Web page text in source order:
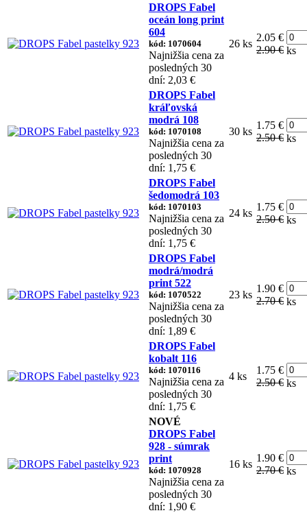
DROPS Fabel
oceán long print
604
kód: 1070604
Najnižšia cena za
posledných 30
dní: 2,03 €
26 ks
2.05 €
2.90 € ks
DROPS Fabel
kráľovská
modrá 108
kód: 1070108
Najnižšia cena za
posledných 30
dní: 1,75 €
30 ks
1.75 €
2.50 € ks
DROPS Fabel
šedomodrá 103
kód: 1070103
Najnižšia cena za
posledných 30
dní: 1,75 €
24 ks
1.75 €
2.50 € ks
DROPS Fabel
modrá/modrá
print 522
kód: 1070522
Najnižšia cena za
posledných 30
dní: 1,89 €
23 ks
1.90 €
2.70 € ks
DROPS Fabel
kobalt 116
kód: 1070116
Najnižšia cena za
posledných 30
dní: 1,75 €
4 ks
1.75 €
2.50 € ks
NOVÉ
DROPS Fabel
928 - súmrak
print
kód: 1070928
Najnižšia cena za
posledných 30
dní: 1,90 €
16 ks
1.90 €
2.70 € ks